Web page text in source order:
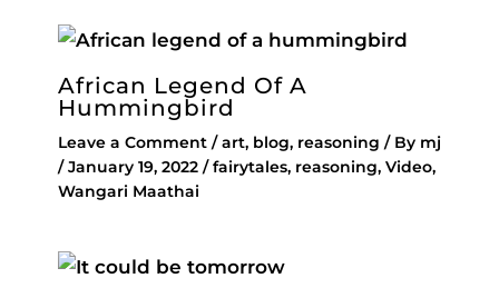
African Legend Of A
Hummingbird
Leave a Comment /art, blog, reasoning / By mj
/January 19, 2022 /fairytales, reasoning, Video,
Wangari Maathai